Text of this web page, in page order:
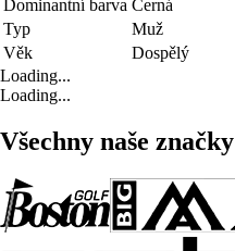
Dominantní barva Černá
Typ
Muž
Věk
Dospělý
Loading...
Loading...
Všechny naše značky